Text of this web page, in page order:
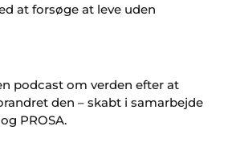
at forsøge at leve uden
podcast om verden efter at
den – skabt i samarbejde
PROSA.